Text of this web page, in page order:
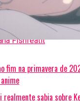
de Naruto que só
Fishfeatlt
fim na primavera de
realmente sabia sobre